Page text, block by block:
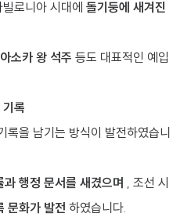
로니아 시대에 돌기둥에 새겨진
아소카 왕 석주 등도 대표적인 예입
록
록을 남기는 방식이 발전하였습니
행정 문서를 새겼으며 , 조선 시
문화가 발전 하였습니다.